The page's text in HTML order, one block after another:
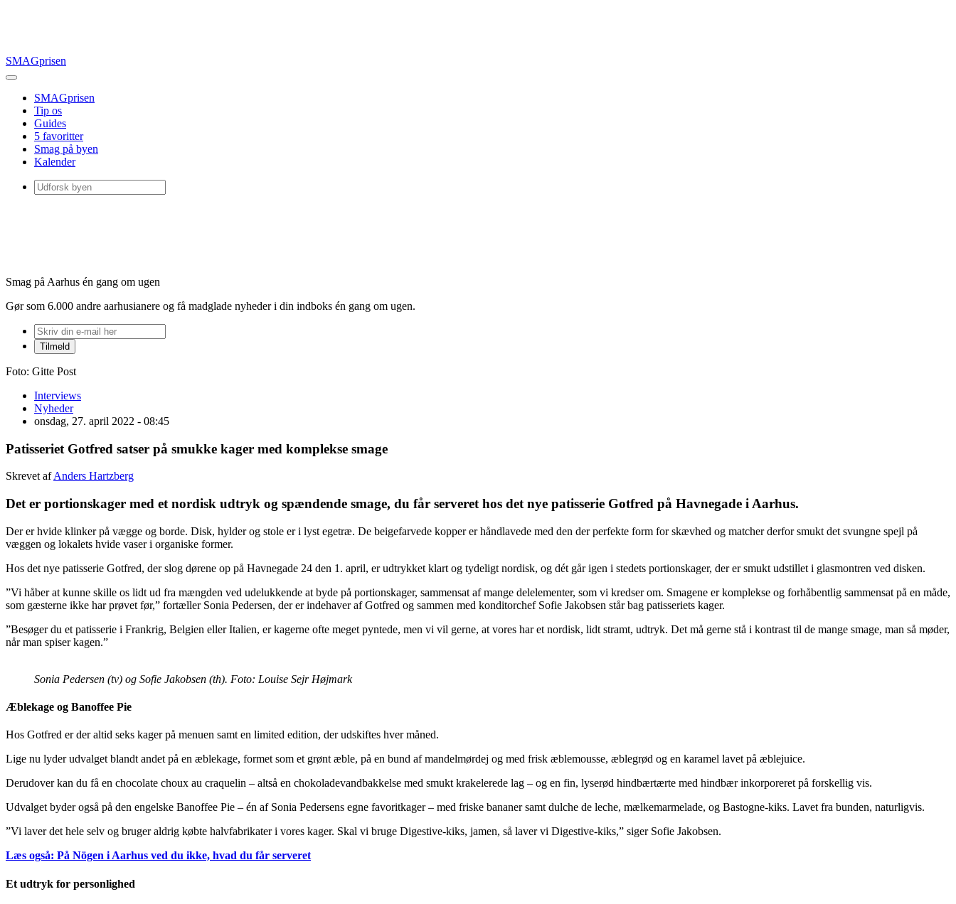
SMAGprisen
SMAGprisen
Tip os
Guides
5 favoritter
Smag på byen
Kalender
Smag på Aarhus én gang om ugen
Gør som 6.000 andre aarhusianere og få madglade nyheder i din indboks én gang om ugen.
Foto: Gitte Post
Interviews
Nyheder
onsdag, 27. april 2022 - 08:45
Patisseriet Gotfred satser på smukke kager med komplekse smage
Skrevet afAnders Hartzberg
Det er portionskager med et nordisk udtryk og spændende smage, du får serveret hos det nye patisserie Gotfred på Havnegade i Aarhus.
Der er hvide klinker på vægge og borde. Disk, hylder og stole er i lyst egetræ. De beigefarvede kopper er håndlavede med den der perfekte form for skævhed og matcher derfor smukt det svungne spejl på
væggen og lokalets hvide vaser i organiske former.
Hos det nye patisserie Gotfred, der slog dørene op på Havnegade 24 den 1. april, er udtrykket klart og tydeligt nordisk, og dét går igen i stedets portionskager, der er smukt udstillet i glasmontren ved disken.
”Vi håber at kunne skille os lidt ud fra mængden ved udelukkende at byde på portionskager, sammensat af mange delelementer, som vi kredser om. Smagene er komplekse og forhåbentlig sammensat på en måde,
som gæsterne ikke har prøvet før,” fortæller Sonia Pedersen, der er indehaver af Gotfred og sammen med konditorchef Sofie Jakobsen står bag patisseriets kager.
”Besøger du et patisserie i Frankrig, Belgien eller Italien, er kagerne ofte meget pyntede, men vi vil gerne, at vores har et nordisk, lidt stramt, udtryk. Det må gerne stå i kontrast til de mange smage, man så møder,
når man spiser kagen.”
Sonia Pedersen (tv) og Sofie Jakobsen (th). Foto: Louise Sejr Højmark
Æblekage og Banoffee Pie
Hos Gotfred er der altid seks kager på menuen samt en limited edition, der udskiftes hver måned.
Lige nu lyder udvalget blandt andet på en æblekage, formet som et grønt æble, på en bund af mandelmørdej og med frisk æblemousse, æblegrød og en karamel lavet på æblejuice.
Derudover kan du få en chocolate choux au craquelin – altså en chokoladevandbakkelse med smukt krakelerede lag – og en fin, lyserød hindbærtærte med hindbær inkorporeret på forskellig vis.
Udvalget byder også på den engelske Banoffee Pie – én af Sonia Pedersens egne favoritkager – med friske bananer samt dulche de leche, mælkemarmelade, og Bastogne-kiks. Lavet fra bunden, naturligvis.
”Vi laver det hele selv og bruger aldrig købte halvfabrikater i vores kager. Skal vi bruge Digestive-kiks, jamen, så laver vi Digestive-kiks,” siger Sofie Jakobsen.
Læs også: På Nögen i Aarhus ved du ikke, hvad du får serveret
Et udtryk for personlighed